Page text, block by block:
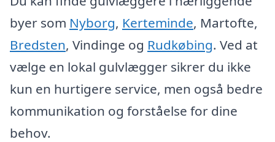
byer som Nyborg, Kerteminde, Martofte,
Bredsten, Vindinge og Rudkøbing. Ved at
vælge en lokal gulvlægger sikrer du ikke
kun en hurtigere service, men også bedre
kommunikation og forståelse for dine
behov.